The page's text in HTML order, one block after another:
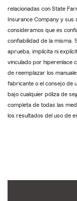
relacionadas con State
Insurance Company y sus
consideramos que es
confiabilidad de la misma.
aprueba, implícita ni
vinculado por hiperenlace
de reemplazar los
fabricante o el consejo de
bajo cualquier póliza de
completa de todas las
los resultados del uso de